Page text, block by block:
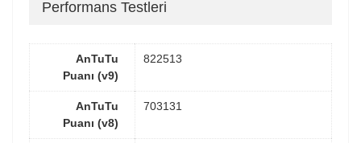
Performans Testleri
AnTuTu
Puanı (v9)
822513
AnTuTu
Puanı (v8)
703131